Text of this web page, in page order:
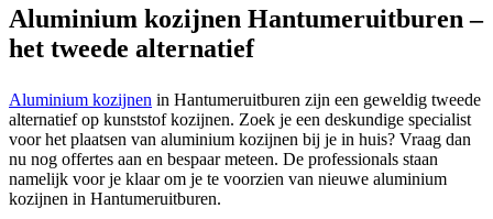
Aluminium kozijnen Hantumeruitburen –
het tweede alternatief
Aluminium kozijnen in Hantumeruitburen zijn een geweldig tweede
alternatief op kunststof kozijnen. Zoek je een deskundige specialist
voor het plaatsen van aluminium kozijnen bij je in huis? Vraag dan
nu nog offertes aan en bespaar meteen. De professionals staan
namelijk voor je klaar om je te voorzien van nieuwe aluminium
kozijnen in Hantumeruitburen.